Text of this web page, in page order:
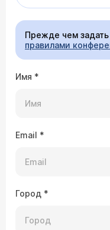
Прежде чем задать
правилами
Имя *
Email *
Город *